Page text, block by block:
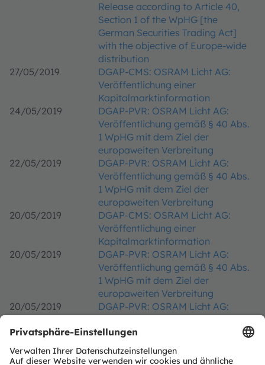
Release according to Article 40,
Section 1 of the WpHG [the
German Securities Trading Act]
with the objective of Europe-wide
distribution
27/05/2019
DGAP-CMS: OSRAM Licht AG:
Veröffentlichung einer
Kapitalmarktinformation
24/05/2019
DGAP-PVR: OSRAM Licht AG:
Veröffentlichung gemäß § 40 Abs.
1 WpHG mit dem Ziel der
europaweiten Verbreitung
22/05/2019
DGAP-PVR: OSRAM Licht AG:
Veröffentlichung gemäß § 40 Abs.
1 WpHG mit dem Ziel der
europaweiten Verbreitung
20/05/2019
DGAP-CMS: OSRAM Licht AG:
Veröffentlichung einer
Kapitalmarktinformation
20/05/2019
DGAP-PVR: OSRAM Licht AG:
Veröffentlichung gemäß § 40 Abs.
1 WpHG mit dem Ziel der
europaweiten Verbreitung
20/05/2019
DGAP-PVR: OSRAM Licht AG:
1 WpHG mit dem Ziel der
europaweiten Verbreitung
20/05/2019
DGAP-PVR: OSRAM Licht AG: